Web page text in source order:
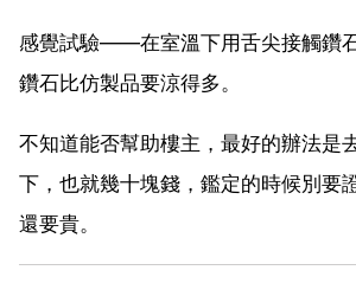
感覺試驗——在室溫下用舌尖接觸鑽
鑽石比仿製品要涼得多。
不知道能否幫助樓主，最好的辦法是
下，也就幾十塊錢，鑑定的時候別要
還要貴。